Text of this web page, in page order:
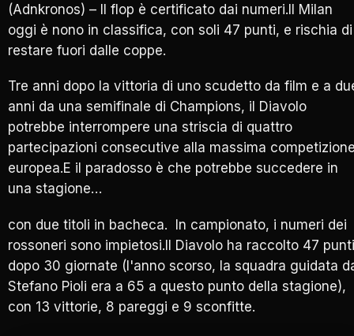
(Adnkronos) – Il flop è certificato dai numeri.Il Milan
oggi è nono in classifica, con soli 47 punti, e rischia di
restare fuori dalle coppe.
Tre anni dopo la vittoria di uno scudetto da film e a
anni da una semifinale di Champions, il Diavolo
potrebbe interrompere una striscia di quattro
partecipazioni consecutive alla massima
europea.E il paradosso è che potrebbe succedere in
una stagione…
con due titoli in bacheca. In campionato, i numeri dei
rossoneri sono impietosi.Il Diavolo ha raccolto 47 punti
dopo 30 giornate (l'anno scorso, la squadra guidata
Stefano Pioli era a 65 a questo punto della stagione),
con 13 vittorie, 8 pareggi e 9 sconfitte.